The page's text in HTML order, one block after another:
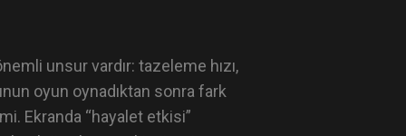
unsur vardır: tazeleme hızı,
oyun oynadıktan sonra fark
Ekranda “hayalet etkisi”